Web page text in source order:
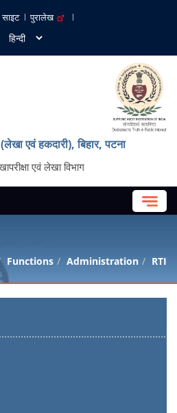
साइट पुरालेख
एवं हकदारी), बिहार, पटना
एवं लेखा विभाग
Functions Administration RTI